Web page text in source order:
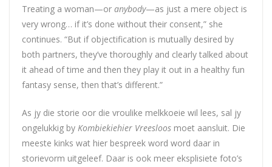
Treating a woman—or anybody—as just a mere object is
very wrong… if it’s done without their consent,” she
continues. “But if objectification is mutually desired by
both partners, they’ve thoroughly and clearly talked about
it ahead of time and then they play it out in a healthy fun
fantasy sense, then that’s different.”
As jy die storie oor die vroulike melkkoeie wil lees, sal jy
ongelukkig by Kombiekiehier Vreesloos moet aansluit. Die
meeste kinks wat hier bespreek word word daar in
storievorm uitgeleef. Daar is ook meer eksplisiete foto’s